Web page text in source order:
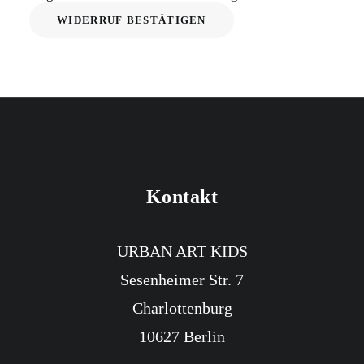
WIDERRUF BESTÄTIGEN
Kontakt
URBAN ART KIDS
Sesenheimer Str. 7
Charlottenburg
10627 Berlin